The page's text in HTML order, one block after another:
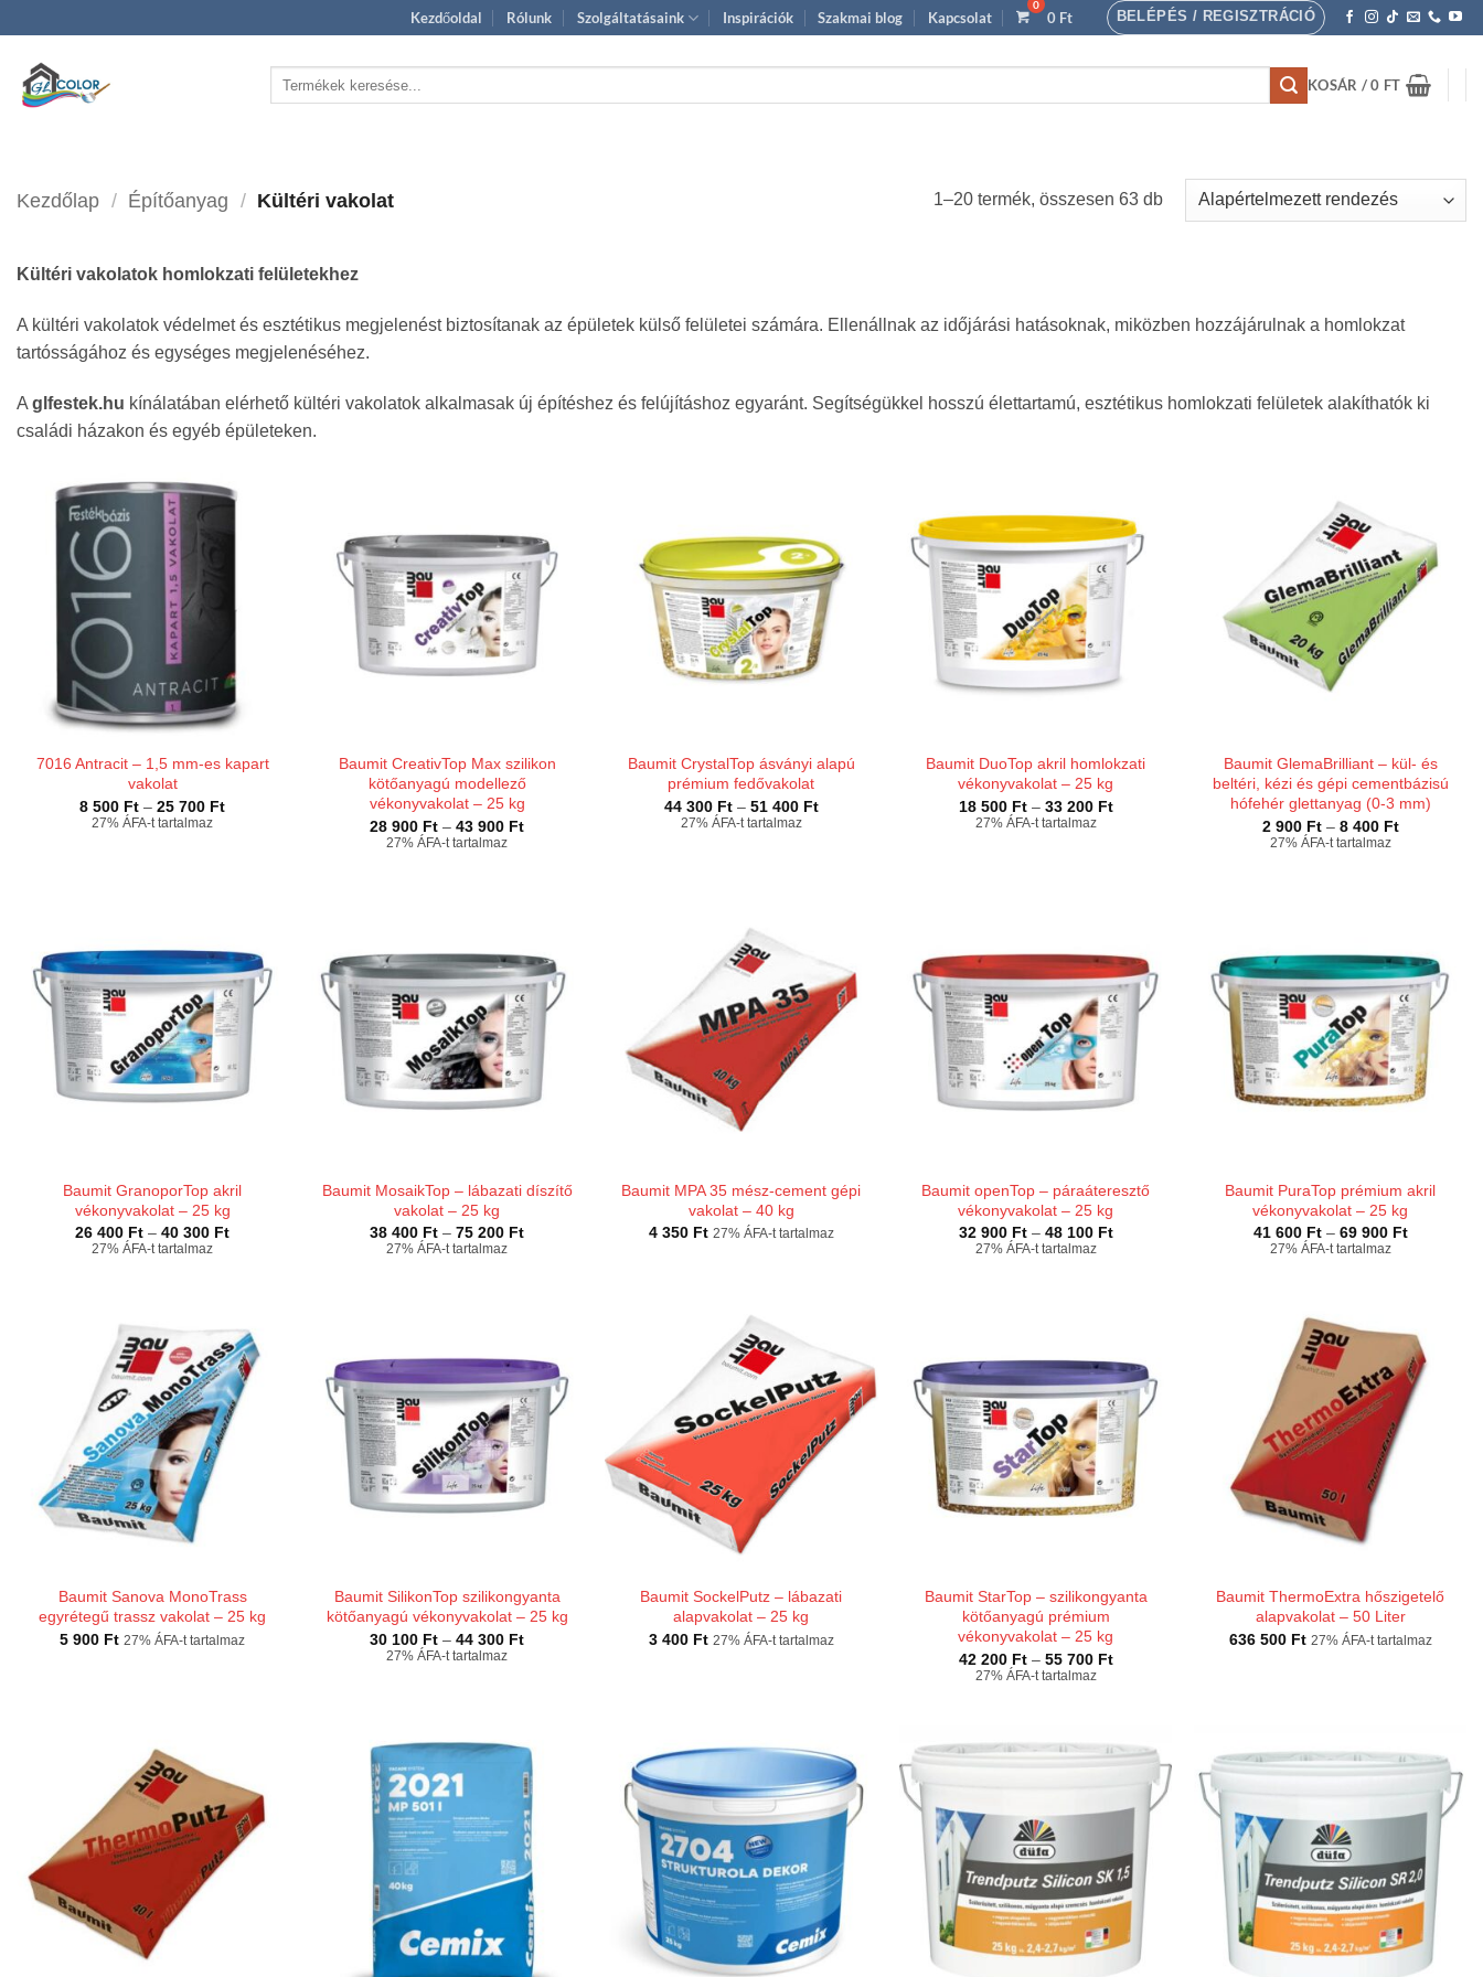
to
content
Kezdőoldal Rólunk Szolgáltatásaink Inspirációk Szakmai blog Kapcsolat 0 Ft BELÉPÉS / REGISZTRÁCIÓ
KOSÁR /0 FT
Kezdőlap / Építőanyag / Kültéri vakolat 1–20 termék, összesen 63 db
Kültéri vakolatok homlokzati felületekhez
A kültéri vakolatok védelmet és esztétikus megjelenést biztosítanak az épületek külső felületei számára. Ellenállnak az időjárási hatásoknak, miközben hozzájárulnak a homlokzat
tartósságához és egységes megjelenéséhez.
A glfestek.hu kínálatában elérhető kültéri vakolatok alkalmasak új építéshez és felújításhoz egyaránt. Segítségükkel hosszú élettartamú, esztétikus homlokzati felületek alakíthatók ki
családi házakon és egyéb épületeken.
7016 Antracit – 1,5 mm-es kapart
vakolat
8 500 Ft – 25 700 FtÁrtartomány:
27% ÁFA-t tartalmaz
Baumit CreativTop Max szilikon
kötőanyagú modellező
vékonyvakolat – 25 kg
28 900 Ft – 43 900 FtÁrtartomány:
27% ÁFA-t tartalmaz
Baumit CrystalTop ásványi alapú
prémium fedővakolat
44 300 Ft – 51 400 FtÁrtartomány:
27% ÁFA-t tartalmaz
Baumit DuoTop akril homlokzati
vékonyvakolat – 25 kg
18 500 Ft – 33 200 FtÁrtartomány:
27% ÁFA-t tartalmaz
Baumit GlemaBrilliant – kül- és
beltéri, kézi és gépi cementbázisú
hófehér glettanyag (0-3 mm)
2 900 Ft – 8 400 Ft
27% ÁFA-t tartalmaz
Baumit GranoporTop akril
vékonyvakolat – 25 kg
26 400 Ft – 40 300 FtÁrtartomány:
27% ÁFA-t tartalmaz
Baumit MosaikTop – lábazati díszítő
vakolat – 25 kg
38 400 Ft – 75 200 FtÁrtartomány:
27% ÁFA-t tartalmaz
Baumit MPA 35 mész-cement gépi
vakolat – 40 kg
4 350 Ft 27% ÁFA-t tartalmaz
Baumit openTop – páraáteresztő
vékonyvakolat – 25 kg
32 900 Ft – 48 100 FtÁrtartomány:
27% ÁFA-t tartalmaz
Baumit PuraTop prémium akril
vékonyvakolat – 25 kg
41 600 Ft – 69 900 Ft
27% ÁFA-t tartalmaz
Baumit Sanova MonoTrass
egyrétegű trassz vakolat – 25 kg
5 900 Ft 27% ÁFA-t tartalmaz
Baumit SilikonTop szilikongyanta
kötőanyagú vékonyvakolat – 25 kg
30 100 Ft – 44 300 FtÁrtartomány:
27% ÁFA-t tartalmaz
Baumit SockelPutz – lábazati
alapvakolat – 25 kg
3 400 Ft 27% ÁFA-t tartalmaz
Baumit StarTop – szilikongyanta
kötőanyagú prémium
vékonyvakolat – 25 kg
42 200 Ft – 55 700 FtÁrtartomány:
27% ÁFA-t tartalmaz
Baumit ThermoExtra hőszigetelő
alapvakolat – 50 Liter
636 500 Ft 27% ÁFA-t tartalmaz